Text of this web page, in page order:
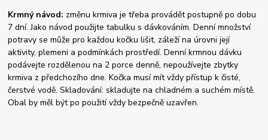
Krmný návod: změnu krmiva je třeba provádět postupně po dobu
7 dní. Jako návod použijte tabulku s dávkováním. Denní množství
potravy se může pro každou kočku lišit, záleží na úrovni její
aktivity, plemeni a podmínkách prostředí. Denní krmnou dávku
podávejte rozdělenou na 2 porce denně, nepoužívejte zbytky
krmiva z předchozího dne. Kočka musí mít vždy přístup k čisté,
čerstvé vodě. Skladování: skladujte na chladném a suchém místě.
Obal by měl být po použití vždy bezpečně uzavřen.